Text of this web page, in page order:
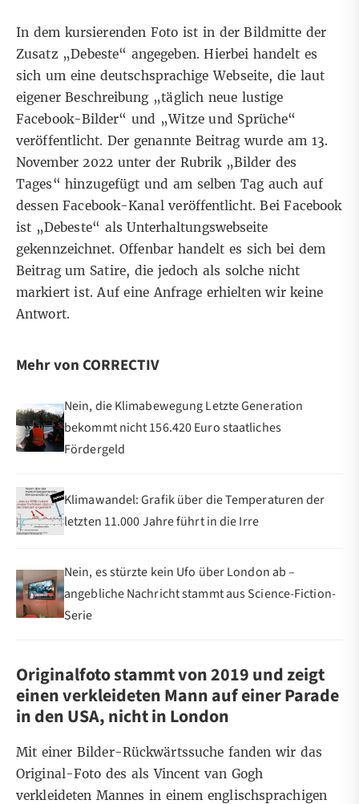
In dem kursierenden Foto ist in der Bildmitte der
Zusatz „Debeste“ angegeben. Hierbei handelt es
sich um eine deutschsprachige Webseite, die laut
eigener Beschreibung „täglich neue lustige
Facebook-Bilder“ und „Witze und Sprüche“
veröffentlicht. Der genannte Beitragwurde am 13.
November 2022 unter der Rubrik „Bilder des
Tages“ hinzugefügt und am selben Tag auch auf
dessen Facebook-Kanal veröffentlicht. BeiFacebook
ist „Debeste“ als Unterhaltungswebseite
gekennzeichnet. Offenbar handelt es sich bei dem
Beitrag um Satire, die jedoch als solche nicht
markiert ist. Auf eine Anfrage erhielten wir keine
Antwort.
Mehr von CORRECTIV
Nein, die Klimabewegung Letzte Generation
bekommt nicht 156.420 Euro staatliches
Fördergeld
Klimawandel: Grafik über die Temperaturen der
letzten 11.000 Jahre führt in die Irre
Nein, es stürzte kein Ufo über London ab –
angebliche Nachricht stammt aus Science-Fiction-
Serie
Originalfoto stammt von 2019 und zeigt
einen verkleideten Mann auf einer Parade
in den USA, nicht in London
Mit einer Bilder-Rückwärtssuche fanden wir das
Original-Foto des als Vincent van Gogh
verkleideten Mannes in einem englischsprachigen